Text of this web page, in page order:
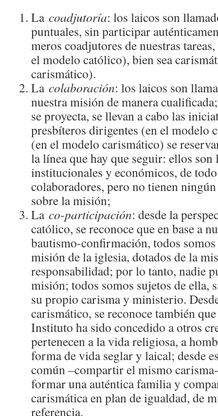
La coadjutoría: los laicos son
puntuales, sin participar
meros coadjutores de nuestras
el modelo católico), bien sea
carismático).
La colaboración: los laicos son
nuestra misión de manera
se proyecta, se llevan a cabo las
presbíteros dirigentes (en el modelo
(en el modelo carismático) se
la línea que hay que seguir: ellos son
institucionales y económicos, de
colaboradores, pero no tienen
sobre la misión;
La co-participación: desde la
católico, se reconoce que en base a
bautismo-confirmación, todos
misión de la iglesia, dotados de la
responsabilidad; por lo tanto, nadie
misión; todos somos sujetos de ella,
su propio carisma y ministerio.
carismático, se reconoce también
Instituto ha sido concedido a otros
pertenecen a la vida religiosa, a
forma de vida seglar y laical; desde
común –compartir el mismo
formar una auténtica familia y
carismática en plan de igualdad, de
referencia.